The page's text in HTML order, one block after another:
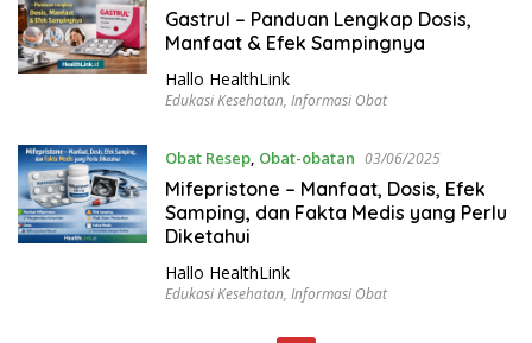
Gastrul – Panduan Lengkap Dosis,
Manfaat & Efek Sampingnya
Hallo HealthLink
Edukasi Kesehatan, Informasi Obat
Obat Resep, Obat-obatan 03/06/2025
Mifepristone – Manfaat, Dosis, Efek
Samping, dan Fakta Medis yang Perlu
Diketahui
Hallo HealthLink
Edukasi Kesehatan, Informasi Obat